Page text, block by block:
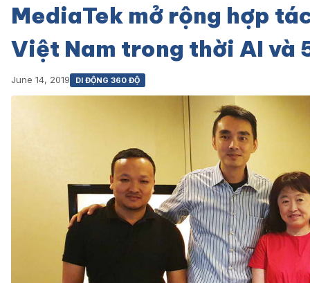
MediaTek mở rộng hợp
Việt Nam trong thời AI và
June 14, 2019 DI ĐỘNG 360 ĐỘ